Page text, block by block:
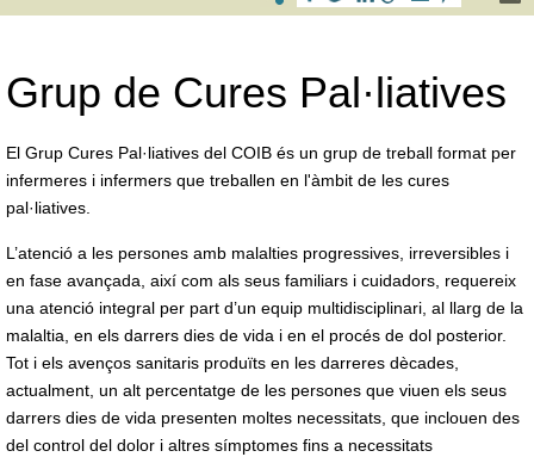
Grup de Cures Pal·liatives
El Grup Cures Pal·liatives del COIB és un grup de treball format per
infermeres i infermers que treballen en l'àmbit de les cures
pal·liatives.
L’atenció a les persones amb malalties progressives, irreversibles i
en fase avançada, així com als seus familiars i cuidadors, requereix
una atenció integral per part d’un equip multidisciplinari, al llarg de la
malaltia, en els darrers dies de vida i en el procés de dol posterior.
Tot i els avenços sanitaris produïts en les darreres dècades,
actualment, un alt percentatge de les persones que viuen els seus
darrers dies de vida presenten moltes necessitats, que inclouen des
del control del dolor i altres símptomes fins a necessitats